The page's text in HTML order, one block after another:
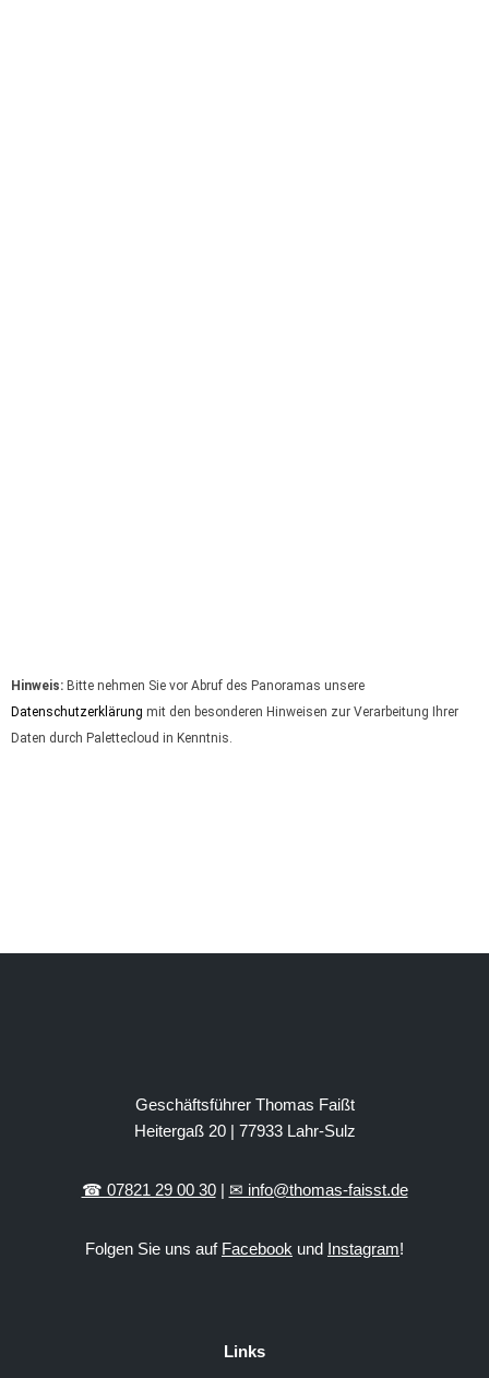
Hinweis: Bitte nehmen Sie vor Abruf des Panoramas unsere
Datenschutzerklärung mit den besonderen Hinweisen zur Verarbeitung Ihrer
Daten durch Palettecloud in Kenntnis.
Geschäftsführer Thomas Faißt
Heitergaß 20 | 77933 Lahr-Sulz
☎ 07821 29 00 30| ✉ info@thomas-faisst.de
Folgen Sie uns auf Facebook und Instagram!
Links